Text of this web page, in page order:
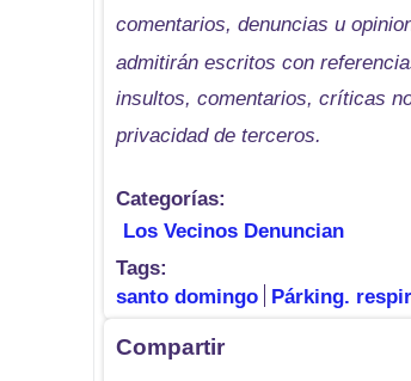
comentarios, denuncias u
admitirán escritos con
insultos, comentarios, críticas
privacidad de terceros.
Categorías:
Los Vecinos Denuncian
Tags:
santo domingo
Párking.
Compartir